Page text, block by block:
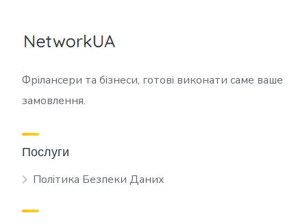
Фрілансери та бізнеси, готові виконати саме ваше
замовлення.
Послуги
Політика Безпеки Даних